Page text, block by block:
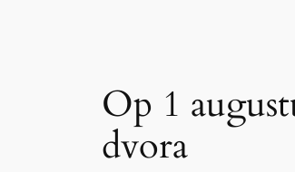
Op 1
dvora